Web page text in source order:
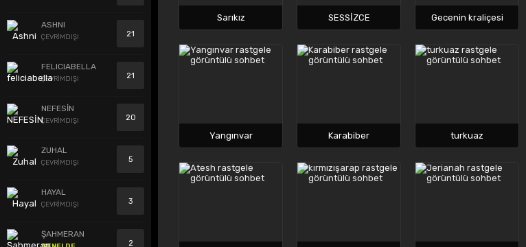
ASHNI
ÇEVRİMDIŞI 21
FELICIABELLA
ÇEVRİMDIŞI 21
NEFESİN
ÇEVRİMDIŞI 20
ZUHAL
ÇEVRİMDIŞI 5
HAYAL
ÇEVRİMDIŞI 3
ŞAHMERAN
2
Sarıkız SESSİZCE Gecenin kraliçesi
Yangınvar Karabiber turkuaz